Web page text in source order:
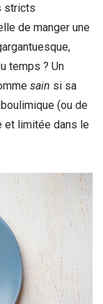
stricts
de manger une
temps ? Un
sain si sa
(ou de
et limitée dans le